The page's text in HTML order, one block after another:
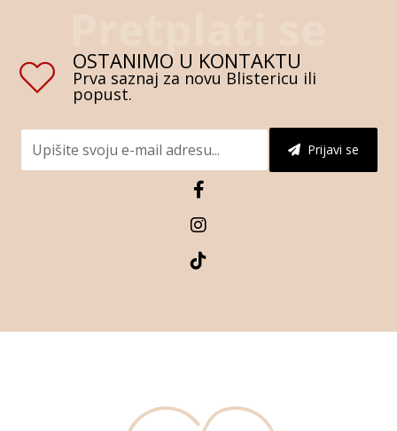
OSTANIMO U KONTAKTU
Prva saznaj za novu Blistericu ili
popust.
Prijavi se